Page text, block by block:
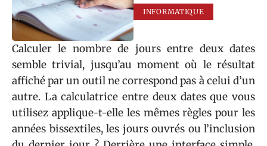
INFORMATIQUE
Calculer le nombre de jours entre deux dates
semble trivial, jusqu’au moment où le résultat
affiché par un outil ne correspond pas à celui d’un
autre. La calculatrice entre deux dates que vous
utilisez applique-t-elle les mêmes règles pour les
années bissextiles, les jours ouvrés ou l’inclusion